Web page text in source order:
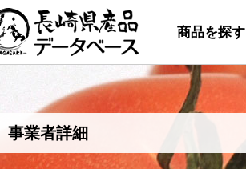
商品を探す
事業者詳細